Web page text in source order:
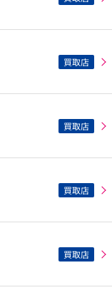
買取店
買取店
買取店
買取店